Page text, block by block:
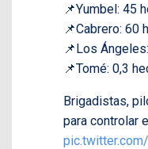
📌Yumbel: 45
📌Cabrero: 60
📌Los
📌Tomé: 0,3
Brigadistas,
para controlar